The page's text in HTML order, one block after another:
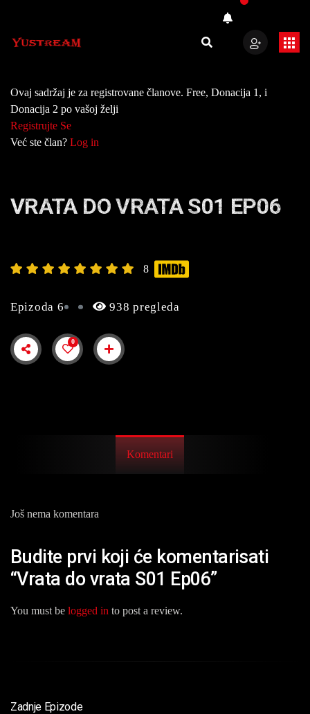
Ovaj sadržaj je za registrovane članove. Free, Donacija 1, i
Donacija 2 po vašoj želji
Registrujte Se
Već ste član? Log in
VRATA DO VRATA S01 EP06
8
Epizoda 6 938 pregleda
0
Komentari
Još nema komentara
Budite prvi koji će komentarisati
“Vrata do vrata S01 Ep06”
You must be logged in to post a review.
Zadnje Epizode